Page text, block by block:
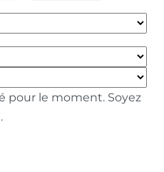
pour le moment. Soyez